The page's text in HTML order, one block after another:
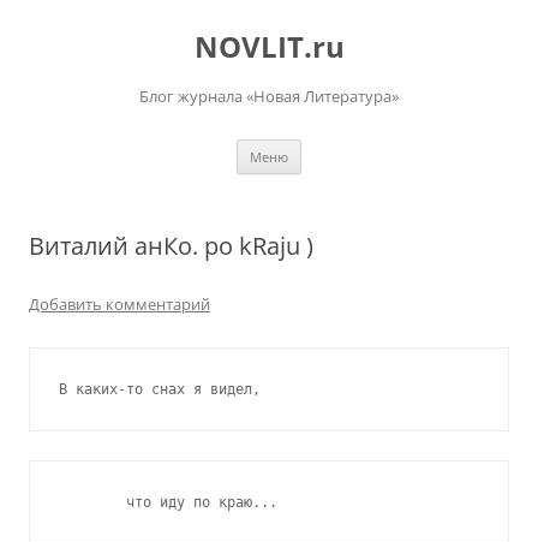
NOVLIT.ru
Блог журнала «Новая Литература»
Меню
Виталий анКо. po kRaju )
Добавить комментарий
В каких-то снах я видел,
        что иду по краю...